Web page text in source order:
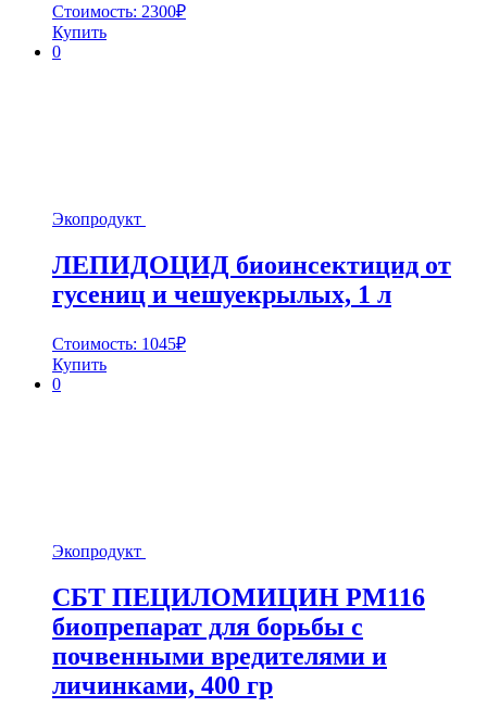
Стоимость: 2300₽
Купить
0
Экопродукт
ЛЕПИДОЦИД биоинсектицид от
гусениц и чешуекрылых, 1 л
Стоимость: 1045₽
Купить
0
Экопродукт
СБТ ПЕЦИЛОМИЦИН РМ116
биопрепарат для борьбы с
почвенными вредителями и
личинками, 400 гр